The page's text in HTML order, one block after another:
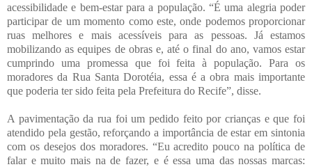
acessibilidade e bem-estar para a população. “É uma alegria poder
participar de um momento como este, onde podemos proporcionar
ruas melhores e mais acessíveis para as pessoas. Já estamos
mobilizando as equipes de obras e, até o final do ano, vamos estar
cumprindo uma promessa que foi feita à população. Para os
moradores da Rua Santa Dorotéia, essa é a obra mais importante
que poderia ter sido feita pela Prefeitura do Recife”, disse.
A pavimentação da rua foi um pedido feito por crianças e que foi
atendido pela gestão, reforçando a importância de estar em sintonia
com os desejos dos moradores. “Eu acredito pouco na política de
falar e muito mais na de fazer, e é essa uma das nossas marcas: